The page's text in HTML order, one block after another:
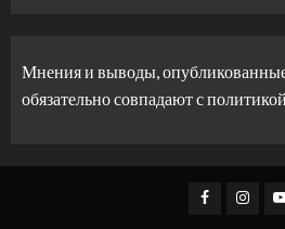
Мнения и выводы, опубликованные
обязательно совпадают с
Facebook